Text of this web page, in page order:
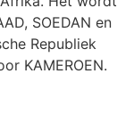
SOEDAN en
Republiek
KAMEROEN.